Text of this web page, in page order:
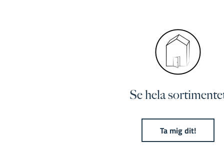
Se hela
Ta mig dit!